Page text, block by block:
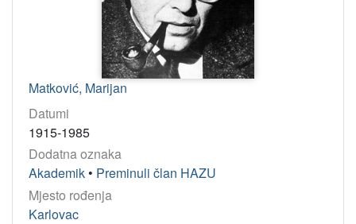
Matković, Marijan
Datumi
1915-1985
Dodatna oznaka
Akademik • Preminuli član HAZU
Mjesto rođenja
Karlovac